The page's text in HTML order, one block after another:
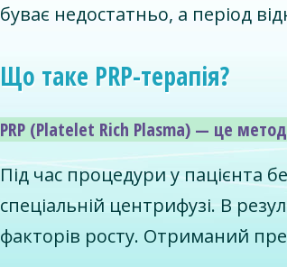
буває недостатньо, а період
Що таке PRP-терапія?
PRP (Platelet Rich Plasma) — це
Під час процедури у пацієнта
спеціальній центрифузі. В
факторів росту. Отриманий